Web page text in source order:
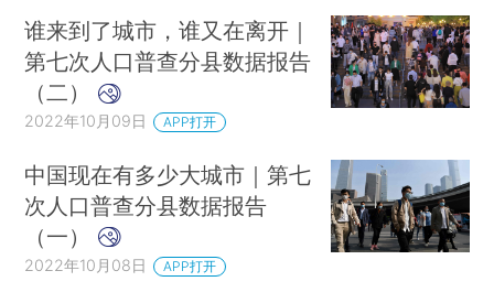
谁来到了城市，谁又在离开｜
第七次人口普查分县数据报告
（二）
2022年10月09日 APP打开
中国现在有多少大城市｜第七
次人口普查分县数据报告
（一）
2022年10月08日 APP打开